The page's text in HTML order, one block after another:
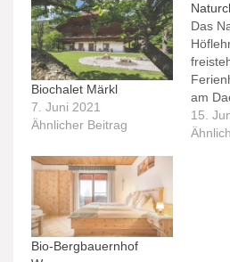
Biochalet Märkl
7. Juni 2021
Ähnlicher Beitrag
Das
am
15.
Bio-Bergbauernhof